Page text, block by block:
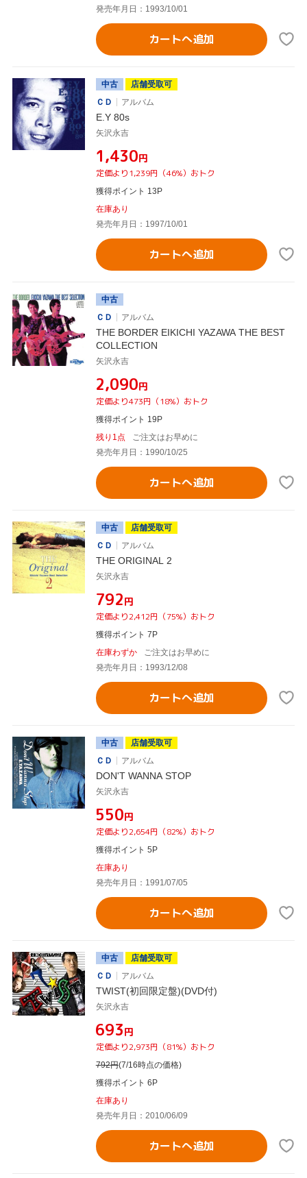
発売年月日：1993/10/01
カートへ追加
中古
店舗受取可
ＣＤ
アルバム
E.Y 80s
矢沢永吉
¥1,430円
定価より1,239円（46%）おトク
獲得ポイント 13P
在庫あり
発売年月日：1997/10/01
カートへ追加
中古
ＣＤ
アルバム
THE BORDER EIKICHI YAZAWA THE BEST
COLLECTION
矢沢永吉
¥2,090円
定価より473円（18%）おトク
獲得ポイント 19P
残り1点
ご注文はお早めに
発売年月日：1990/10/25
カートへ追加
中古
店舗受取可
ＣＤ
アルバム
THE ORIGINAL 2
矢沢永吉
¥792円
定価より2,412円（75%）おトク
獲得ポイント 7P
在庫わずか
ご注文はお早めに
発売年月日：1993/12/08
カートへ追加
中古
店舗受取可
ＣＤ
アルバム
DON'T WANNA STOP
矢沢永吉
¥550円
定価より2,654円（82%）おトク
獲得ポイント 5P
在庫あり
発売年月日：1991/07/05
カートへ追加
中古
店舗受取可
ＣＤ
アルバム
TWIST(初回限定盤)(DVD付)
矢沢永吉
¥693円
定価より2,973円（81%）おトク
792円(7/16時点の価格)
獲得ポイント 6P
在庫あり
発売年月日：2010/06/09
カートへ追加